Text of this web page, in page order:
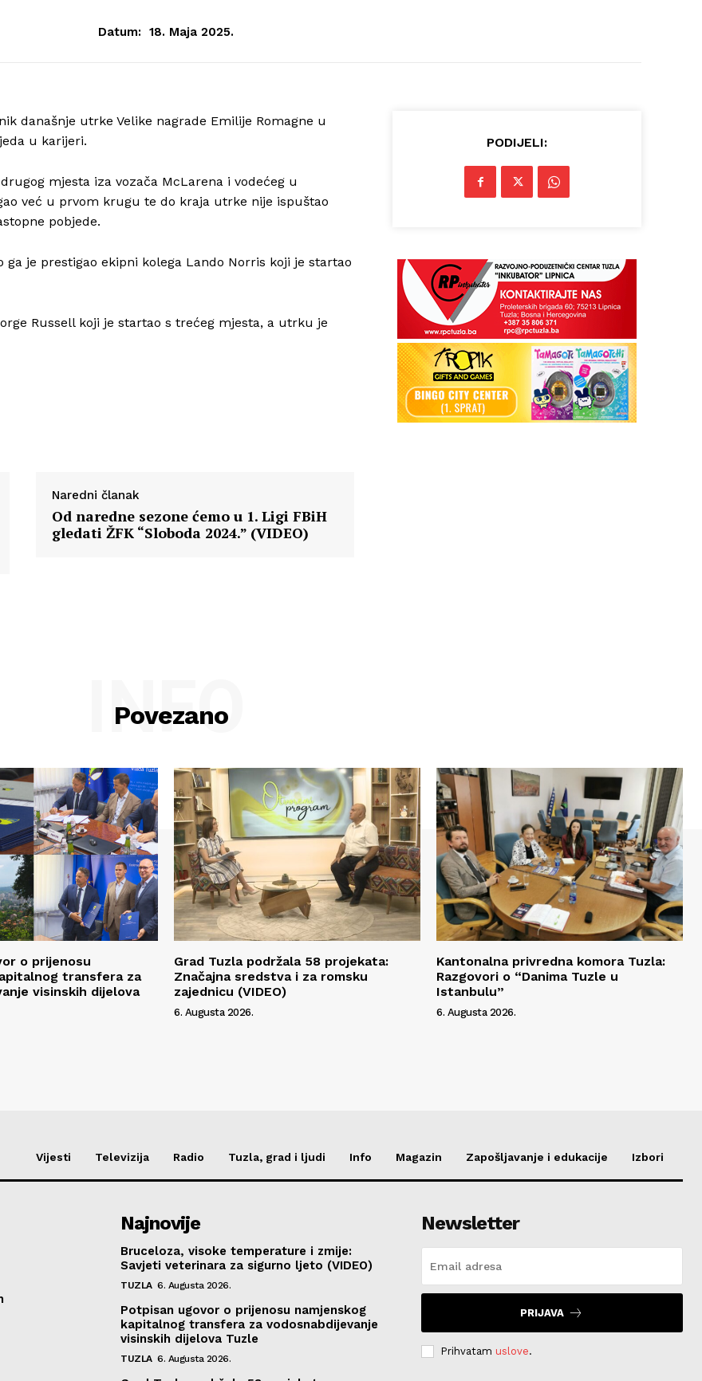
Info
Datum: 18. Maja 2025.
današnje utrke Velike nagrade Emilije Romagne u
u karijeri.
mjesta iza vozača McLarena i vodećeg u
već u prvom krugu te do kraja utrke nije ispuštao
pobjede.
je prestigao ekipni kolega Lando Norris koji je startao
Russell koji je startao s trećeg mjesta, a utrku je
Naredni članak
Od naredne sezone ćemo u 1. Ligi FBiH
gledati ŽFK “Sloboda 2024.” (VIDEO)
PODIJELI:
Povezano
INFO
o prijenosu
transfera za
visinskih dijelova
Grad Tuzla podržala 58 projekata:
Značajna sredstva i za romsku
zajednicu (VIDEO)
6. Augusta 2026.
Kantonalna privredna komora Tuzla:
Razgovori o “Danima Tuzle u
Istanbulu”
6. Augusta 2026.
Vijesti Televizija Radio Tuzla, grad i ljudi Info Magazin Zapošljavanje i edukacije Izbori
Najnovije
Bruceloza, visoke temperature i zmije:
Savjeti veterinara za sigurno ljeto (VIDEO)
TUZLA 6. Augusta 2026.
Potpisan ugovor o prijenosu namjenskog
kapitalnog transfera za vodosnabdijevanje
visinskih dijelova Tuzle
TUZLA 6. Augusta 2026.
Newsletter
PRIJAVA
Prihvatam uslove.